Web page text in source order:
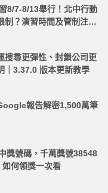
8/7-8/13舉行！北中行動
制？演習時間及管制注意
搜尋更彈性、封鎖公司更
｜3.37.0 版本更新教學
報告解密1,500萬筆
獎號碼，千萬獎號38548
何領獎一次看